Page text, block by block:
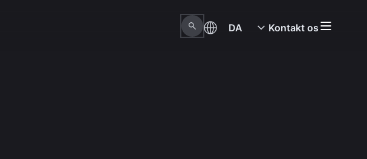
DA Kontakt os